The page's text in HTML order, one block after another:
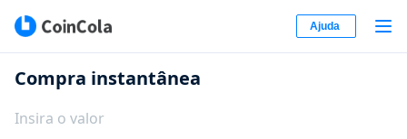
Ajuda
Compra instantânea
Insira o valor